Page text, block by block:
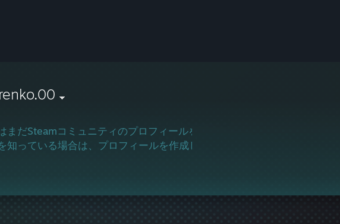
まだSteamコミュニティのプロフィールを作成していません。
知っている場合は、プロフィールを作成してゲーマーとして参加するよう